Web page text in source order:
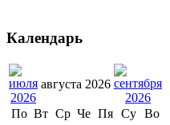
Календарь
августа 2026
По Вт Ср Че Пя Су Во